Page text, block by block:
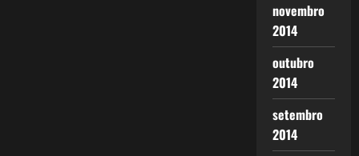
novembro
2014
outubro
2014
setembro
2014